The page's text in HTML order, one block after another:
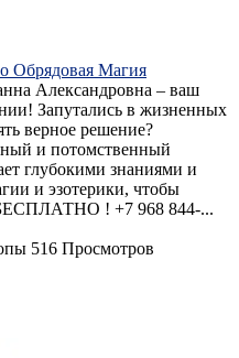
Обрядовая Магия
Александровна – ваш
Запутались в жизненных
верное решение?
и потомственный
глубокими знаниями и
и эзотерики, чтобы
! +7 968 844‑...
516 Просмотров